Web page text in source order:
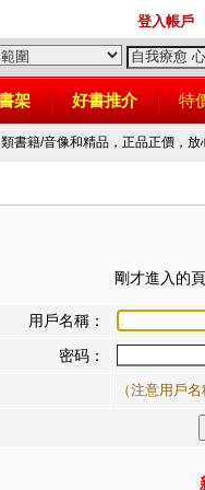
登入帳戶
架 好書推介 特
書籍/音像和精品，正品正價，
剛才進入的
用戶名稱：
密码：
（注意用戶